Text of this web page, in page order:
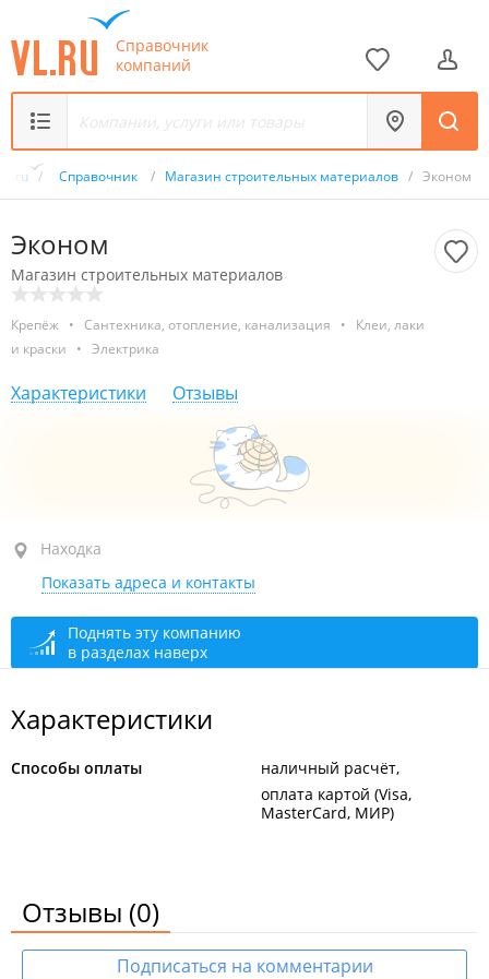
Справочник
компаний
/ Справочник / Магазин строительных материалов / Эконом
Эконом
Магазин строительных материалов
Крепёж • Сантехника, отопление, канализация •
Клеи, лаки
и краски
• Электрика
Характеристики Отзывы
Находка, пр-т Восточный (пос. Береговой), 2А стр. 3
1-й этаж
сегодня закрыто
Находка
Показать адреса и контакты
Поднять эту компанию
в разделах наверх
Характеристики
Способы оплаты
наличный расчёт
оплата картой (Visa,
MasterCard, МИР)
Отзывы (0)
Подписаться на комментарии